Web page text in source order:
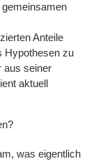
gemeinsamen
Anteile
Hypothesen zu
aus seiner
aktuell
was eigentlich